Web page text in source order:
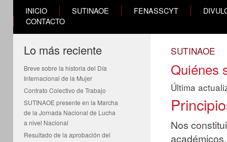
INICIO SUTINAOE FENASSCYT
CONTACTO
Lo más reciente
Breve sobre la historia del Día
Internacional de la Mujer
Contrato Colectivo de Trabajo
SUTINAOE presente en la Marcha
de la Jornada Nacional de Lucha
a nivel Nacional
Resultado de la aprobación del
SUTINAOE
Quiénes
Última
Nos